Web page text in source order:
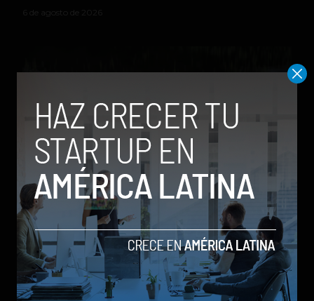
6 de agosto de 2026
Qwen 3.8-Max, la nueva IA de Alibaba que desafía a
los modelos más poderosos
by Sergio Ramos
Actualidad
5 de agosto de 2026